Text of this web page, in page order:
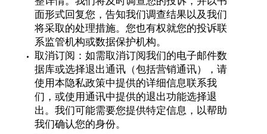
面形式回复您，告知我们调查结果以及我们
将采取的处理措施。您也有权就您的投诉联
系监管机构或数据保护机构。
取消订阅：如需取消订阅我们的电子邮件数
据库或选择退出通讯（包括营销通讯），请
使用本隐私政策中提供的详细信息联系我
们，或使用通讯中提供的退出功能选择退
出。我们可能需要您提供特定信息，以帮助
我们确认您的身份。